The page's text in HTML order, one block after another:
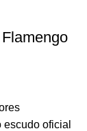
oficial